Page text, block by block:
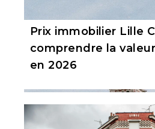
Prix immobilier Lille
comprendre la
en 2026